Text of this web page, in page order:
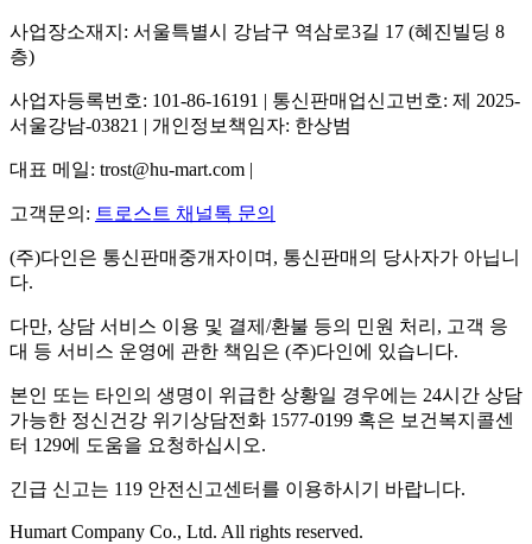
사업장소재지: 서울특별시 강남구 역삼로3길 17 (혜진빌딩 8
층)
사업자등록번호: 101-86-16191 | 통신판매업신고번호: 제 2025-
서울강남-03821 | 개인정보책임자: 한상범
대표 메일: trost@hu-mart.com |
고객문의: 트로스트 채널톡 문의
(주)다인은 통신판매중개자이며, 통신판매의 당사자가 아닙니
다.
다만, 상담 서비스 이용 및 결제/환불 등의 민원 처리, 고객 응
대 등 서비스 운영에 관한 책임은 (주)다인에 있습니다.
본인 또는 타인의 생명이 위급한 상황일 경우에는 24시간 상담
가능한 정신건강 위기상담전화 1577-0199 혹은 보건복지콜센
터 129에 도움을 요청하십시오.
긴급 신고는 119 안전신고센터를 이용하시기 바랍니다.
Humart Company Co., Ltd. All rights reserved.